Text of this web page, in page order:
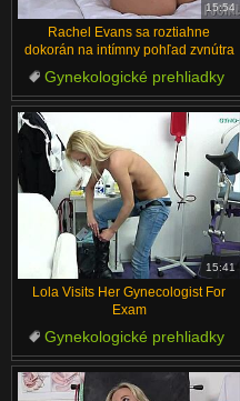
15:54
Rachel Evans sa roztiahne
dokorán na intímny pohľad zvnútra
Gynekologické prehliadky
Pička
Roztiahnuté
Rozťahovanie
Klitoris
15:41
Lola Visits Her Gynecologist For
Exam
Gynekologické prehliadky
Anál
Pacient
Rukavice
Análny sex